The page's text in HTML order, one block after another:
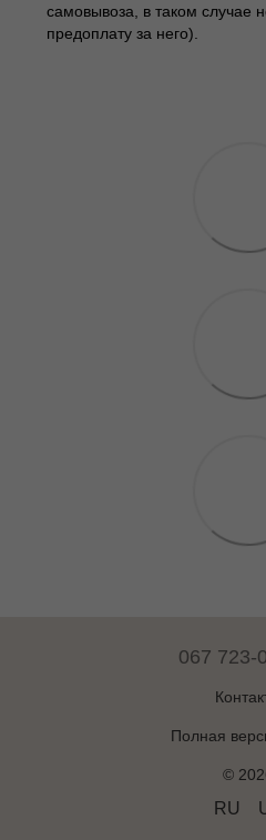
самовывоза, в таком случае
предоплату за него).
067 723-
Полная
©
RU